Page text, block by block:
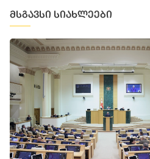
მსგავსი სიახლეები